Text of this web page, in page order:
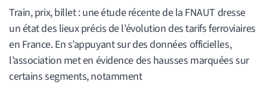
Train, prix, billet : une étude récente de la FNAUT dresse
un état des lieux précis de l’évolution des tarifs ferroviaires
en France. En s’appuyant sur des données officielles,
l’association met en évidence des hausses marquées sur
certains segments, notamment